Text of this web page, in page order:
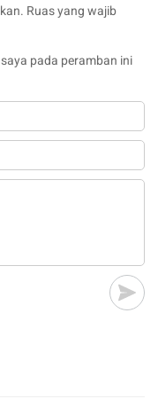
Ruas yang wajib
pada peramban ini